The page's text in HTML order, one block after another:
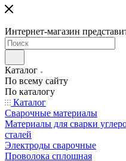
Интернет-магазин
Каталог
По всему сайту
По каталогу
Каталог
Сварочные материалы
Материалы для сварки
сталей
Электроды сварочные
Проволока сплошная